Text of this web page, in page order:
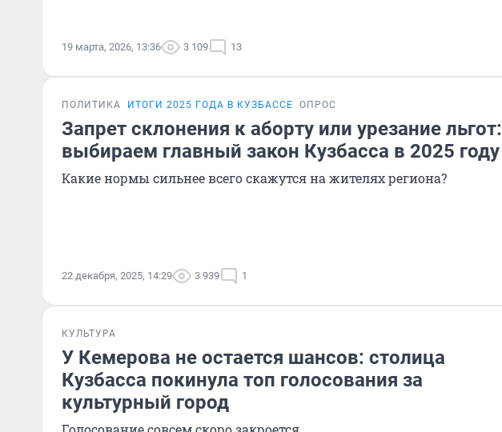
19 марта, 2026, 13:36 3 109 13
ПОЛИТИКА ИТОГИ 2025 ГОДА В КУЗБАССЕ ОПРОС
Запрет склонения к аборту или урезание льгот:
выбираем главный закон Кузбасса в 2025 году
Какие нормы сильнее всего скажутся на жителях региона?
22 декабря, 2025, 14:29 3 939 1
КУЛЬТУРА
У Кемерова не остается шансов: столица
Кузбасса покинула топ голосования за
культурный город